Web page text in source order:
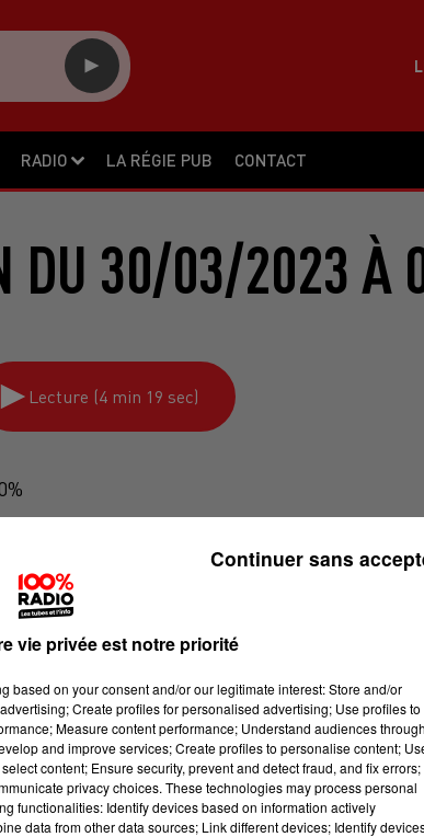
RADIO LA RÉGIE PUB CONTACT
DU 30/03/2023 À
Lecture (4 min 19 sec)
vie privée est notre priorité
based on your consent and/or our legitimate interest: Store and/or
Create profiles for personalised advertising; Use profiles to
Measure content performance; Understand audiences through
and improve services; Create profiles to personalise content;
content; Ensure security, prevent and detect fraud, and fix errors;
privacy choices. These technologies may process personal
functionalities: Identify devices based on information actively
data from other data sources; Link different devices; Identify
Continuer sans